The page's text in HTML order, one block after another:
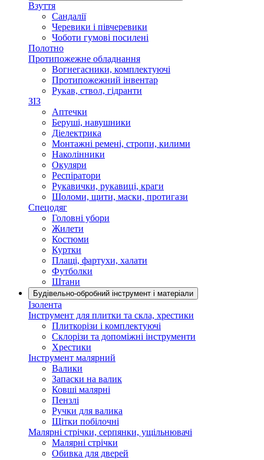
Взуття
Сандалії
Черевики і півчеревики
Чоботи гумові посилені
Полотно
Протипожежне обладнання
Вогнегасники, комплектуючі
Протипожежний інвентар
Рукав, ствол, гідранти
ЗІЗ
Аптечки
Беруші, навушники
Діелектрика
Монтажні ремені, стропи, килими
Наколінники
Окуляри
Респіратори
Рукавички, рукавиці, краги
Шоломи, щити, маски, протигази
Спецодяг
Головні убори
Жилети
Костюми
Куртки
Плащі, фартухи, халати
Футболки
Штани
Будівельно-обробний інструмент і матеріали
Ізолента
Інструмент для плитки та скла, хрестики
Плиткорізи і комплектуючі
Склорізи та допоміжні інструменти
Хрестики
Інструмент малярний
Валики
Запаски на валик
Ковші малярні
Пензлі
Ручки для валика
Щітки побілочні
Малярні стрічки, серпянки, ущільнювачі
Малярні стрічки
Обивка для дверей